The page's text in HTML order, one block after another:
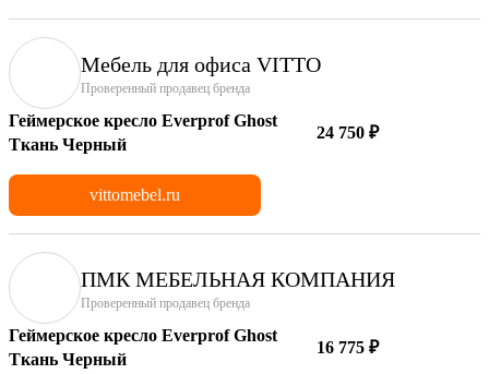
Мебель для офиса VITTO
Проверенный продавец бренда
Геймерское кресло Everprof Ghost
Ткань Черный
24 750 ₽
vittomebel.ru
ПМК МЕБЕЛЬНАЯ КОМПАНИЯ
Проверенный продавец бренда
Геймерское кресло Everprof Ghost
Ткань Черный
16 775 ₽